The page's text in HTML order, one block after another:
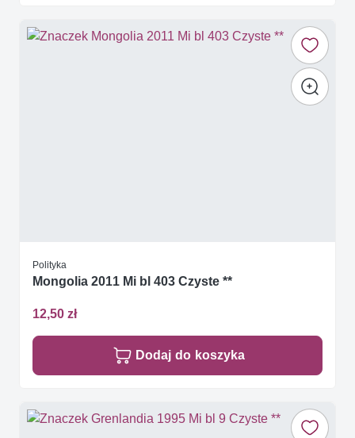
Polityka
Mongolia 2011 Mi bl 403 Czyste **
12,50 zł
Dodaj do koszyka